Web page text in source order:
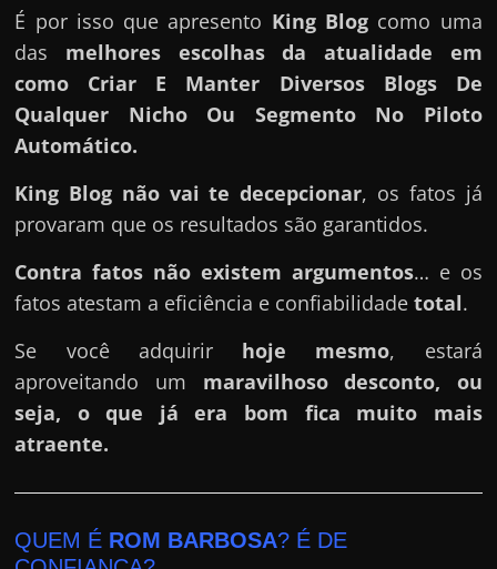
É por isso que apresento King Blog como uma
das melhores escolhas da atualidade em
como Criar E Manter Diversos Blogs De
Qualquer Nicho Ou Segmento No Piloto
Automático.
King Blog não vai te decepcionar, os fatos já
provaram que os resultados são garantidos.
Contra fatos não existem argumentos… e os
fatos atestam a eficiência e confiabilidadetotal.
Se você adquirir hoje mesmo, estará
aproveitando um maravilhoso desconto, ou
seja, o que já era bom fica muito mais
atraente.
QUEM É ROM BARBOSA? É DE